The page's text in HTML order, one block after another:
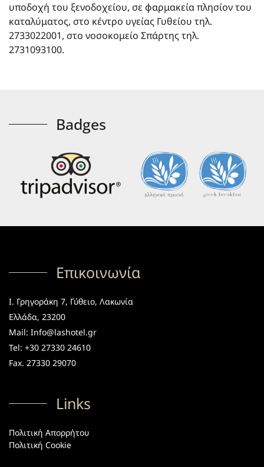
υποδοχή του ξενοδοχείου, σε φαρμακεία πλησίον του
καταλύματος, στο κέντρο υγείας Γυθείου τηλ.
2733022001, στο νοσοκομείο Σπάρτης τηλ.
2731093100.
Badges
Επικοινωνία
Ι. Γρηγοράκη 7, Γύθειο, Λακωνία
Ελλάδα, 23200
Mail: Info@lashotel.gr
Tel: +30 27330 24610
Fax. 27330 29070
Links
Πολιτική Απορρήτου
Πολιτική Cookie